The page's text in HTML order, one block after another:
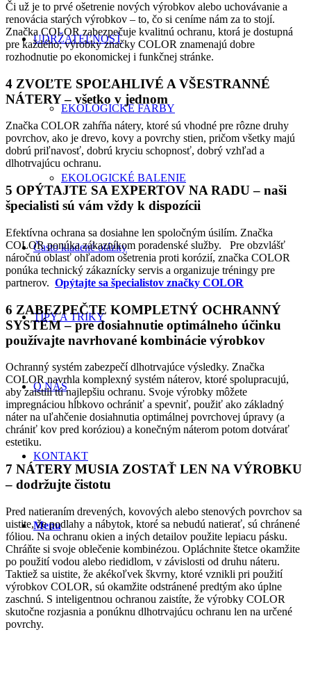
UDRŽATEĽNOSŤ
EKOLOGICKÉ FARBY
EKOLOGICKÉ BALENIE
Často kladené otázky
TIPY A TRIKY
O NÁS
KONTAKT
Menu
Či už je to prvé ošetrenie nových výrobkov alebo uchovávanie a
renovácia starých výrobkov – to, čo si ceníme nám za to stojí.
Značka COLOR zabezpečuje kvalitnú ochranu, ktorá je dostupná
pre každého; výrobky značky COLOR znamenajú dobre
rozhodnutie po ekonomickej i funkčnej stránke.
4 ZVOĽTE SPOĽAHLIVÉ A VŠESTRANNÉ
NÁTERY– všetko v jednom
Značka COLOR zahŕňa nátery, ktoré sú vhodné pre rôzne druhy
povrchov, ako je drevo, kovy a povrchy stien, pričom všetky majú
dobrú priľnavosť, dobrú kryciu schopnosť, dobrý vzhľad a
dlhotrvajúcu ochranu.
5 OPÝTAJTE SA EXPERTOV NA RADU– naši
špecialisti sú vám vždy k dispozícii
Efektívna ochrana sa dosiahne len spoločným úsilím. Značka
COLOR ponúka zákazníkom poradenské služby. Pre obzvlášť
náročnú oblasť ohľadom ošetrenia proti korózií, značka COLOR
ponúka technický zákaznícky servis a organizuje tréningy pre
partnerov. Opýtajte sa špecialistov značky COLOR
6 ZABEZPEČTE KOMPLETNÝ OCHRANNÝ
SYSTÉM– pre dosiahnutie optimálneho účinku
používajte navrhované kombinácie výrobkov
Ochranný systém zabezpečí dlhotrvajúce výsledky. Značka
COLOR navrhla komplexný systém náterov, ktoré spolupracujú,
aby zaistili tú najlepšiu ochranu. Svoje výrobky môžete
impregnáciou hĺbkovo ochrániť a spevniť, použiť ako základný
náter na uľahčenie dosiahnutia optimálnej povrchovej úpravy (a
chrániť kov pred koróziou) a konečným náterom potom dotvárať
estetiku.
7 NÁTERY MUSIA ZOSTAŤ LEN NA VÝROBKU
– dodržujte čistotu
Pred natieraním drevených, kovových alebo stenových povrchov sa
uistite, že podlahy a nábytok, ktoré sa nebudú natierať, sú chránené
fóliou. Na ochranu okien a iných detailov použite lepiacu pásku.
Chráňte si svoje oblečenie kombinézou. Opláchnite štetce okamžite
po použití vodou alebo riedidlom, v závislosti od druhu náteru.
Taktiež sa uistite, že akékoľvek škvrny, ktoré vznikli pri použití
výrobkov COLOR, sú okamžite odstránené predtým ako úplne
zaschnú. S inteligentnou ochranou zaistíte, že výrobky COLOR
skutočne rozjasnia a ponúknu dlhotrvajúcu ochranu len na určené
povrchy.